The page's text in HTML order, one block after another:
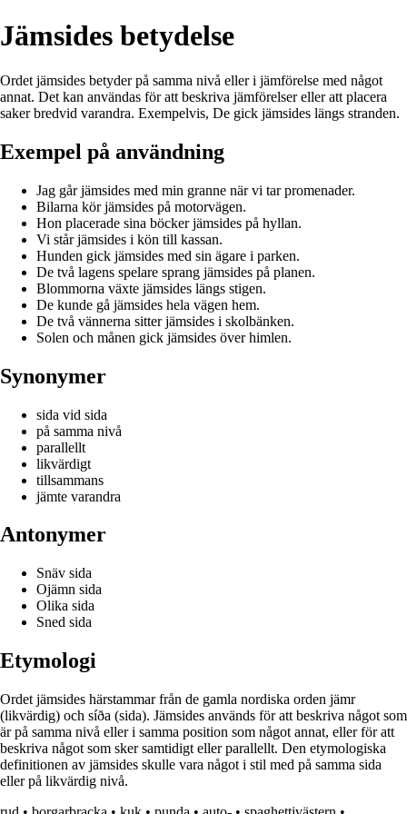
Jämsides betydelse
Ordet jämsides betyder på samma nivå eller i jämförelse med något
annat. Det kan användas för att beskriva jämförelser eller att placera
saker bredvid varandra. Exempelvis, De gick jämsides längs stranden.
Exempel på användning
Jag går jämsides med min granne när vi tar promenader.
Bilarna kör jämsides på motorvägen.
Hon placerade sina böcker jämsides på hyllan.
Vi står jämsides i kön till kassan.
Hunden gick jämsides med sin ägare i parken.
De två lagens spelare sprang jämsides på planen.
Blommorna växte jämsides längs stigen.
De kunde gå jämsides hela vägen hem.
De två vännerna sitter jämsides i skolbänken.
Solen och månen gick jämsides över himlen.
Synonymer
sida vid sida
på samma nivå
parallellt
likvärdigt
tillsammans
jämte varandra
Antonymer
Snäv sida
Ojämn sida
Olika sida
Sned sida
Etymologi
Ordet jämsides härstammar från de gamla nordiska orden jämr
(likvärdig) och síða (sida). Jämsides används för att beskriva något som
är på samma nivå eller i samma position som något annat, eller för att
beskriva något som sker samtidigt eller parallellt. Den etymologiska
definitionen av jämsides skulle vara något i stil med på samma sida
eller på likvärdig nivå.